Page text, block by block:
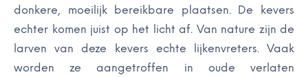
donkere, moeilijk bereikbare plaatsen. De kevers
echter komen juist op het licht af. Van nature zijn de
larven van deze kevers echte lijkenvreters. Vaak
worden ze aangetroffen in oude verlaten